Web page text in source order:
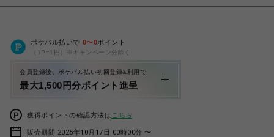
ポケパル払いで 0〜0ポイント
（1P=1円）※キャンペーン分除く
会員登録後、ポケパル払い初回登録&利用で
最大1,500円分ポイント進呈
獲得ポイントの確認方法は こちら
販売期間 2025年10月17日 00時00分 〜